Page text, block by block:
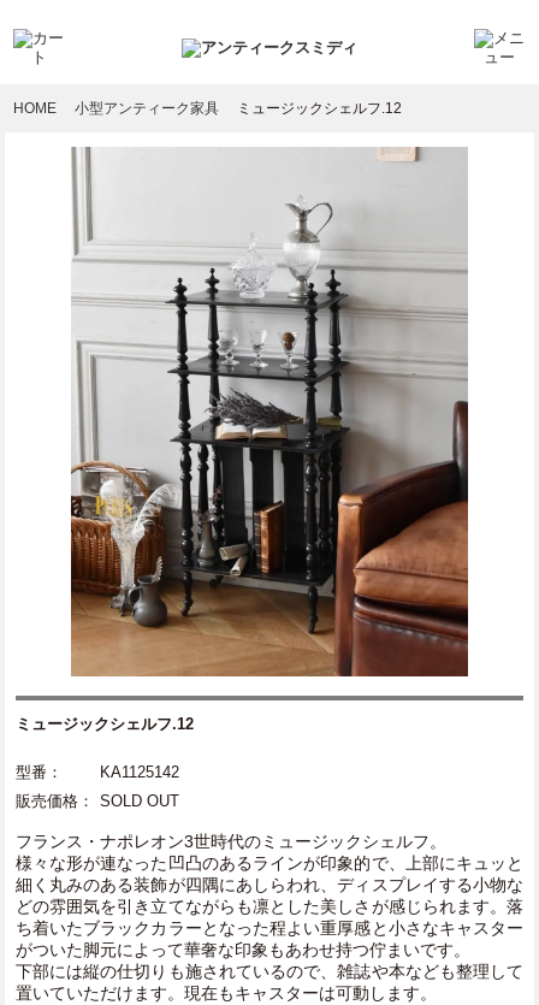
HOME 小型アンティーク家具 ミュージックシェルフ.12
ミュージックシェルフ.12
型番：
KA1125142
販売価格：
SOLD OUT
フランス・ナポレオン3世時代のミュージックシェルフ。
様々な形が連なった凹凸のあるラインが印象的で、上部にキュッと
細く丸みのある装飾が四隅にあしらわれ、ディスプレイする小物な
どの雰囲気を引き立てながらも凛とした美しさが感じられます。落
ち着いたブラックカラーとなった程よい重厚感と小さなキャスター
がついた脚元によって華奢な印象もあわせ持つ佇まいです。
下部には縦の仕切りも施されているので、雑誌や本なども整理して
置いていただけます。現在もキャスターは可動します。